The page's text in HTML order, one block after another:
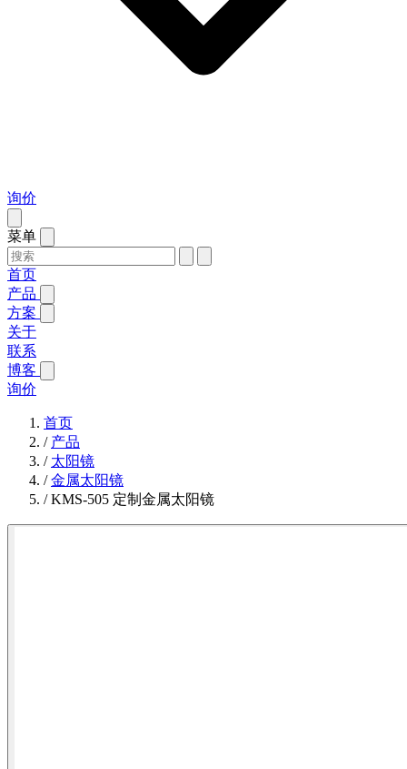
询价
菜单
首页
产品
方案
关于
联系
博客
询价
首页
/ 产品
/ 太阳镜
/金属太阳镜
/KMS-505 定制金属太阳镜